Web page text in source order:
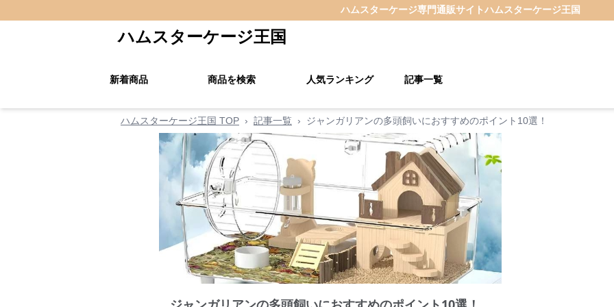
ハムスターケージ専門通販サイトハムスターケージ王国
ハムスターケージ王国
新着商品 商品を検索 人気ランキング 記事一覧
ハムスターケージ王国 TOP › 記事一覧 › ジャンガリアンの多頭飼いにおすすめのポイント10選！